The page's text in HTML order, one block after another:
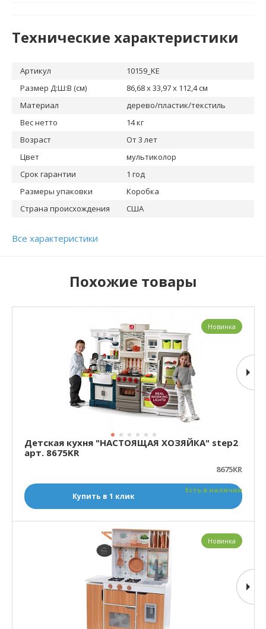
Технические характеристики
Артикул
10159_KE
Размер Д:Ш:В (см)
86,68 x 33,97 x 112,4 см
Материал
дерево/пластик/текстиль
Вес нетто
14 кг
Возраст
От 3 лет
Цвет
мультиколор
Срок гарантии
1 год
Размеры упаковки
Коробка
Страна происхождения
США
Все характеристики
Похожие товары
Детская кухня "НАСТОЯЩАЯ ХОЗЯЙКА" step2
арт. 8675KR
8675KR
Есть в наличии
Купить в 1 клик
Новинка
Новинка